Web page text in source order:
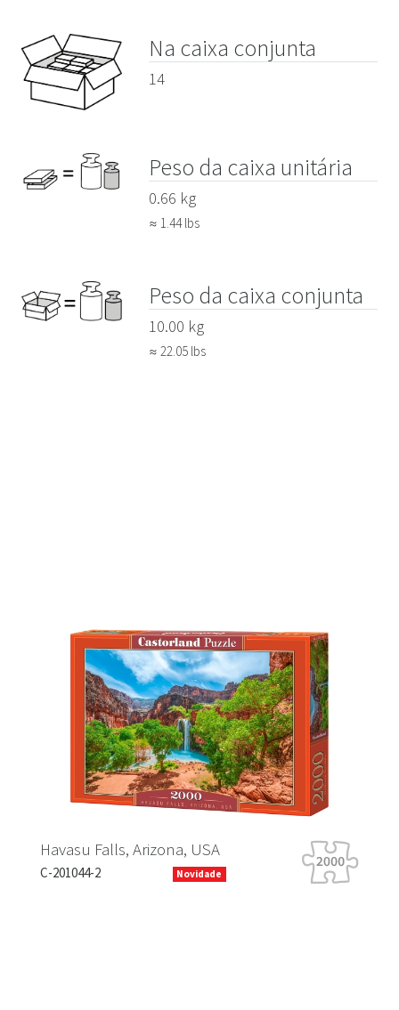
Na caixa conjunta
14
Peso da caixa unitária
0.66 kg
≈ 1.44 lbs
Peso da caixa conjunta
10.00 kg
≈ 22.05 lbs
Havasu Falls, Arizona, USA
C-201044-2 Novidade